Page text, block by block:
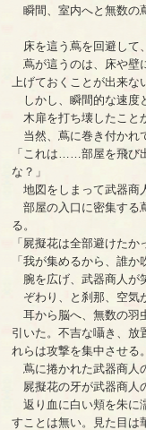
瞬間、室内へと無数の
床を這う蔦を回避して
蔦が這うのは、床や壁
上げておくことが出来な
しかし、瞬間的な速度
木扉を打ち壊したこと
当然、蔦に巻き付かれ
「これは……部屋を飛び
な？」
地図をしまって武器商
部屋の入口に密集する
る。
「屍擬花は全部避けた
「我が集めるから、誰か
腕を広げ、武器商人が
ぞわり、と刹那、空気
耳から脳へ、無数の羽
引いた。不吉な囁き、放
れらは攻撃を集中させる。
蔦に捲かれた武器商人
屍擬花の牙が武器商人
返り血に白い頬を朱に
すことは無い。見た目は